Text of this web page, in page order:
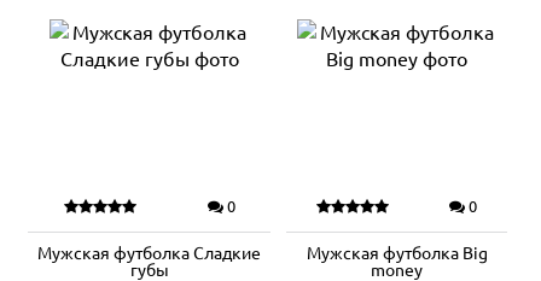
0
Мужская футболка Сладкие
губы
0
Мужская футболка Big
money